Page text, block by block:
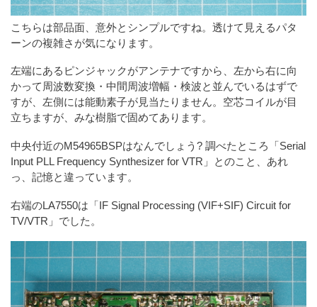
こちらは部品面、意外とシンプルですね。透けて見えるパタ
ーンの複雑さが気になります。
左端にあるピンジャックがアンテナですから、左から右に向
かって周波数変換・中間周波増幅・検波と並んでいるはずで
すが、左側には能動素子が見当たりません。空芯コイルが目
立ちますが、みな樹脂で固めてあります。
中央付近のM54965BSPはなんでしょう? 調べたところ「Serial
Input PLL Frequency Synthesizer for VTR」とのこと、あれ
っ、記憶と違っています。
右端のLA7550は「IF Signal Processing (VIF+SIF) Circuit for
TV/VTR」でした。